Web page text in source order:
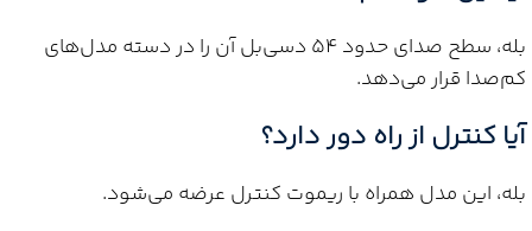
بله، سطح صدای حدود ۵۴ دسی‌بل آن را در دسته مدل‌های
کم‌صدا قرار می‌دهد.
آیا کنترل از راه دور دارد؟
بله، این مدل همراه با ریموت کنترل عرضه می‌شود.